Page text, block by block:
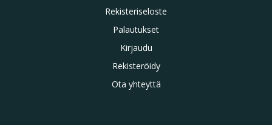
Rekisteriseloste
Palautukset
Kirjaudu
Rekisteröidy
Ota yhteyttä